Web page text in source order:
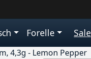
Forelle Sale
4,3g - Lemon Pepper